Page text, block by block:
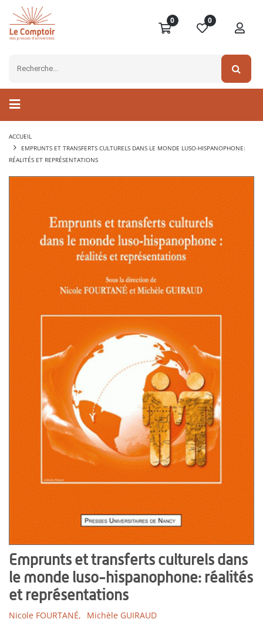
0 0
ACCUEIL
EMPRUNTS ET TRANSFERTS CULTURELS DANS LE MONDE LUSO-HISPANOPHONE:
RÉALITÉS ET REPRÉSENTATIONS
Emprunts et transferts culturels dans
le monde luso-hispanophone: réalités
et représentations
Nicole FOURTANÉ, Michèle GUIRAUD